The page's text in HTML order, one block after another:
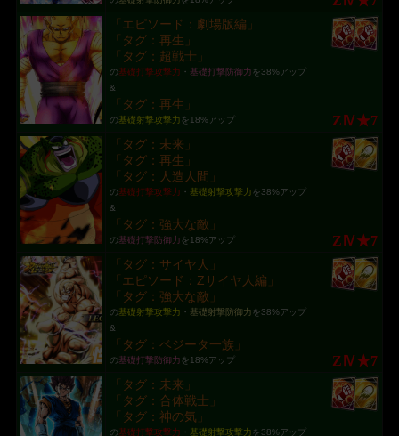
「エピソード：劇場版編」
「タグ：再生」
「タグ：超戦士」
の基礎打撃攻撃力 ・ 基礎打撃防御力 を38%アップ
&
「タグ：再生」
の基礎射撃攻撃力 を18%アップ ZⅣ★7
「タグ：未来」
「タグ：再生」
「タグ：人造人間」
の基礎打撃攻撃力 ・ 基礎射撃攻撃力 を38%アップ
&
「タグ：強大な敵」
の基礎打撃防御力 を18%アップ ZⅣ★7
「タグ：サイヤ人」
「エピソード：Zサイヤ人編」
「タグ：強大な敵」
の基礎射撃攻撃力 ・ 基礎射撃防御力 を38%アップ
&
「タグ：ベジータ一族」
の基礎打撃防御力 を18%アップ ZⅣ★7
「タグ：未来」
「タグ：合体戦士」
「タグ：神の気」
の基礎打撃攻撃力 ・ 基礎射撃攻撃力 を38%アップ